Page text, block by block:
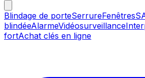
Blindage de porteSerrureFenêtres
blindéeAlarmeVidéosurveillance
fortAchat clés en ligne